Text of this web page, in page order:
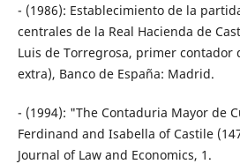
- (1986): Establecimiento de la
centrales de la Real Hacienda de
Luis de Torregrosa, primer contador
extra), Banco de España: Madrid.
- (1994): "The Contaduria Mayor de
Ferdinand and Isabella of Castile
Journal of Law and Economics, 1.